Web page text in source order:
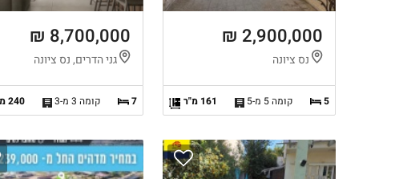
2,900,000 ₪
נס ציונה
5 קומה 5 מ-5 161 מ"ר
8,700,000 ₪
גני הדרים, נס ציונה
7 קומה 3 מ-3 240 מ"ר